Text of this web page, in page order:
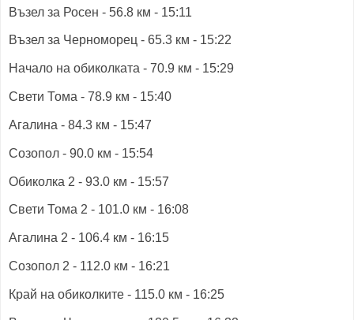
Възел за Росен - 56.8 км - 15:11
Възел за Черноморец - 65.3 км - 15:22
Начало на обиколката - 70.9 км - 15:29
Свети Тома - 78.9 км - 15:40
Агалина - 84.3 км - 15:47
Созопол - 90.0 км - 15:54
Обиколка 2 - 93.0 км - 15:57
Свети Тома 2 - 101.0 км - 16:08
Агалина 2 - 106.4 км - 16:15
Созопол 2 - 112.0 км - 16:21
Край на обиколките - 115.0 км - 16:25